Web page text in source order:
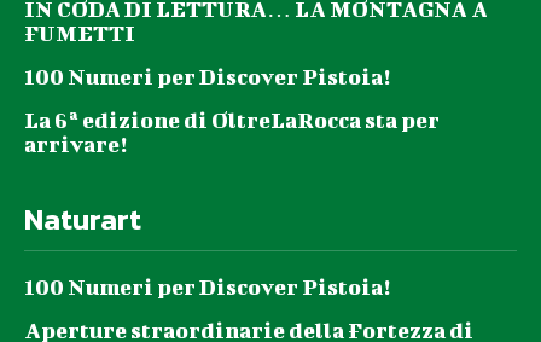
IN CODA DI LETTURA… LA MONTAGNA A
FUMETTI
100 Numeri per Discover Pistoia!
La 6ª edizione di OltreLaRocca sta per
arrivare!
Naturart
100 Numeri per Discover Pistoia!
Aperture straordinarie della Fortezza di